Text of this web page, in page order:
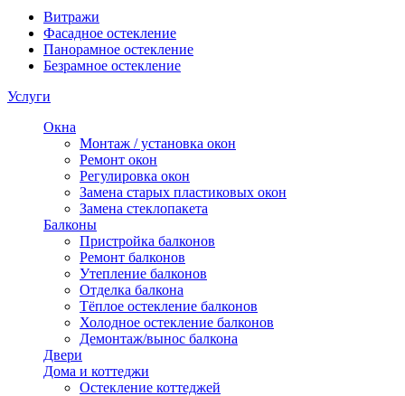
Витражи
Фасадное остекление
Панорамное остекление
Безрамное остекление
Услуги
Окна
Монтаж / установка окон
Ремонт окон
Регулировка окон
Замена старых пластиковых окон
Замена стеклопакета
Балконы
Пристройка балконов
Ремонт балконов
Утепление балконов
Отделка балкона
Тёплое остекление балконов
Холодное остекление балконов
Демонтаж/вынос балкона
Двери
Дома и коттеджи
Остекление коттеджей